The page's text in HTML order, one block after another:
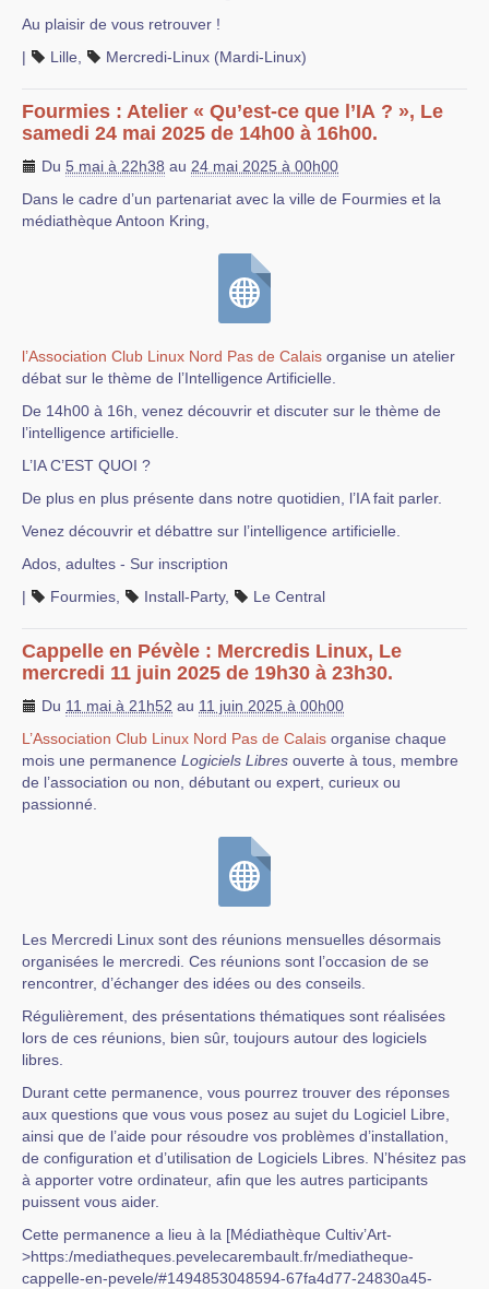
Au plaisir de vous retrouver !
|
Lille Mercredi-Linux (Mardi-Linux)
Fourmies : Atelier « Qu’est-ce que l’IA ? », Le
samedi 24 mai 2025 de 14h00 à 16h00.
Du 5 mai à 22h38 au 24 mai 2025 à 00h00
Dans le cadre d’un partenariat avec la ville de Fourmies et la
médiathèque Antoon Kring,
l’Association Club Linux Nord Pas de Calais organise un atelier
débat sur le thème de l’Intelligence Artificielle.
De 14h00 à 16h, venez découvrir et discuter sur le thème de
l’intelligence artificielle.
L’IA C’EST QUOI ?
De plus en plus présente dans notre quotidien, l’IA fait parler.
Venez découvrir et débattre sur l’intelligence artificielle.
Ados, adultes - Sur inscription
|
Fourmies Install-Party, Le Central
Cappelle en Pévèle : Mercredis Linux, Le
mercredi 11 juin 2025 de 19h30 à 23h30.
Du 11 mai à 21h52 au 11 juin 2025 à 00h00
L’Association Club Linux Nord Pas de Calais organise chaque
mois une permanence Logiciels Libres ouverte à tous, membre
de l’association ou non, débutant ou expert, curieux ou
passionné.
Les Mercredi Linux sont des réunions mensuelles désormais
organisées le mercredi. Ces réunions sont l’occasion de se
rencontrer, d’échanger des idées ou des conseils.
Régulièrement, des présentations thématiques sont réalisées
lors de ces réunions, bien sûr, toujours autour des logiciels
libres.
Durant cette permanence, vous pourrez trouver des réponses
aux questions que vous vous posez au sujet du Logiciel Libre,
ainsi que de l’aide pour résoudre vos problèmes d’installation,
de configuration et d’utilisation de Logiciels Libres. N’hésitez pas
à apporter votre ordinateur, afin que les autres participants
puissent vous aider.
Cette permanence a lieu à la [Médiathèque Cultiv’Art-
>https:/mediatheques.pevelecarembault.fr/mediatheque-
cappelle-en-pevele/#1494853048594-67fa4d77-24830a45-